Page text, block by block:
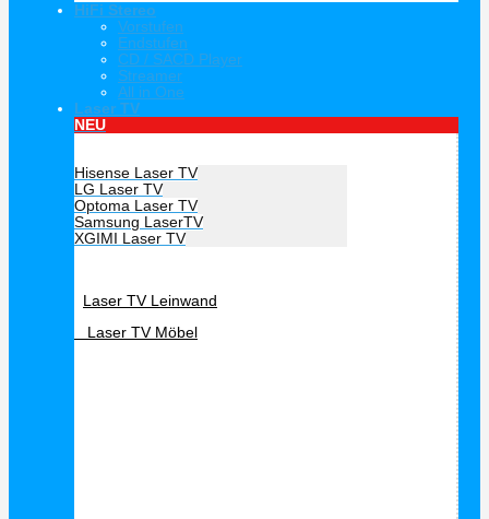
HiFi Stereo
Vorstufen
Endstufen
CD / SACD Player
Streamer
All in One
Laser TV
NEU
Hisense Laser TV
LG Laser TV
Optoma Laser TV
Samsung LaserTV
XGIMI Laser TV
Laser TV Leinwand
Laser TV Möbel